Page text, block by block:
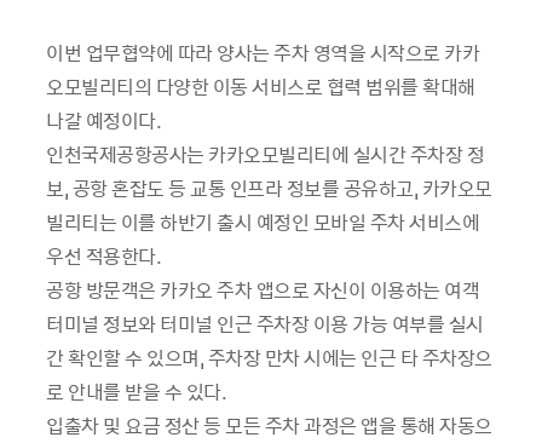
이번 업무협약에 따라 양사는 주차 영역을 시작으로 카카
오모빌리티의 다양한 이동 서비스로 협력 범위를 확대해
나갈 예정이다.
인천국제공항공사는 카카오모빌리티에 실시간 주차장 정
보, 공항 혼잡도 등 교통 인프라 정보를 공유하고, 카카오모
빌리티는 이를 하반기 출시 예정인 모바일 주차 서비스에
우선 적용한다.
공항 방문객은 카카오 주차 앱으로 자신이 이용하는 여객
터미널 정보와 터미널 인근 주차장 이용 가능 여부를 실시
간 확인할 수 있으며, 주차장 만차 시에는 인근 타 주차장으
로 안내를 받을 수 있다.
입출차 및 요금 정산 등 모든 주차 과정은 앱을 통해 자동으